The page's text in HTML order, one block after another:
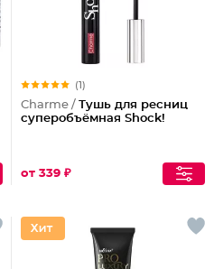
(1)
Charme / Тушь для ресниц
суперобъёмная Shock!
от 339 ₽